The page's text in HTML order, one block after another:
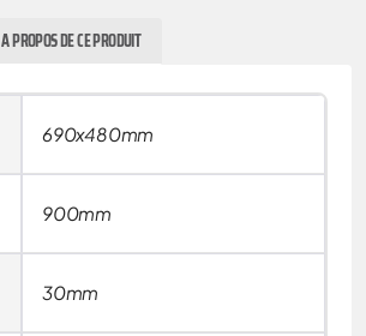
A PROPOS DE CE PRODUIT
690x480mm
900mm
30mm